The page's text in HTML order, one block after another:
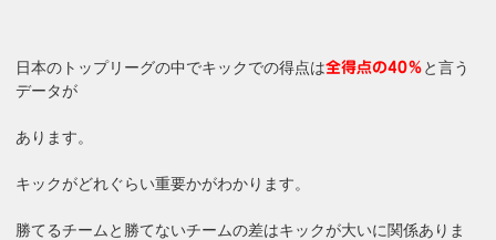
日本のトップリーグの中でキックでの得点は全得点の40％ と言う
データが
あります。
キックがどれぐらい重要かがわかります。
勝てるチームと勝てないチームの差はキックが大いに関係ありま